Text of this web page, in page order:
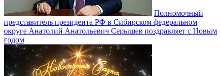
Полномочный
представитель президента РФ в Сибирском федеральном
округе Анатолий Анатольевич Серышев поздравляет с Новым
годом